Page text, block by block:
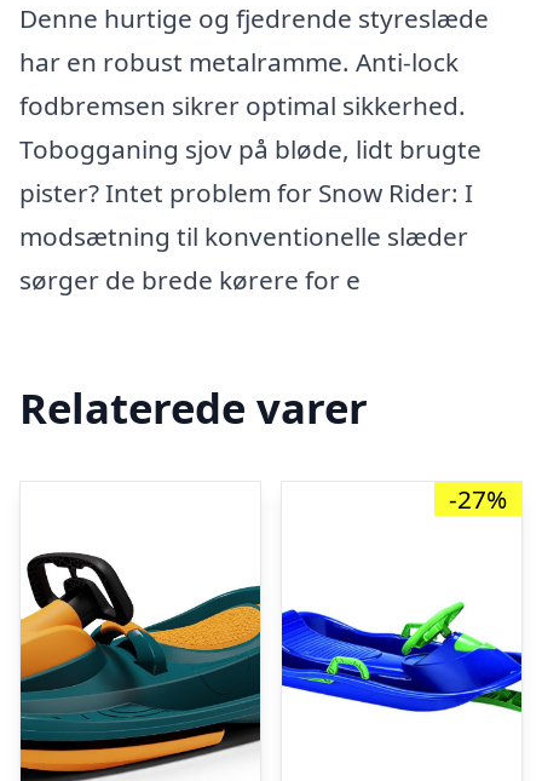
Denne hurtige og fjedrende styreslæde
har en robust metalramme. Anti-lock
fodbremsen sikrer optimal sikkerhed.
Tobogganing sjov på bløde, lidt brugte
pister? Intet problem for Snow Rider: I
modsætning til konventionelle slæder
sørger de brede kørere for e
Relaterede varer
-27%